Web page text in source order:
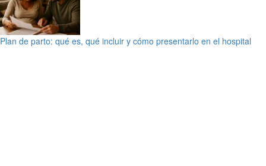
Plan de parto: qué es, qué incluir y cómo presentarlo en el hospital